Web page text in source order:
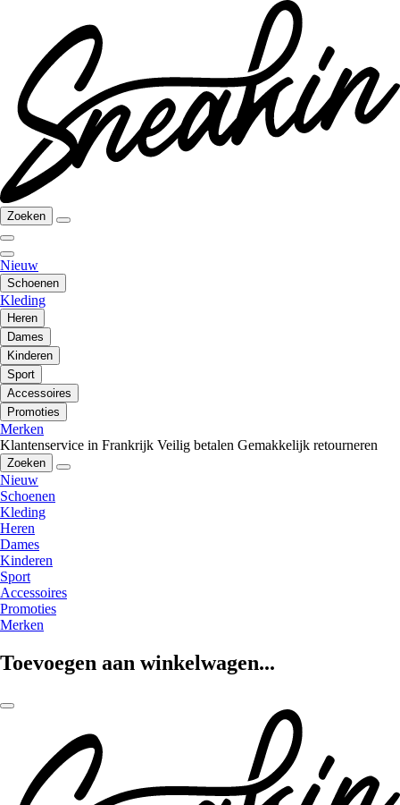
Zoeken
Nieuw
Schoenen
Kleding
Heren
Dames
Kinderen
Sport
Accessoires
Promoties
Merken
Klantenservice in Frankrijk Veilig betalen Gemakkelijk retourneren
Zoeken
Nieuw
Schoenen
Kleding
Heren
Dames
Kinderen
Sport
Accessoires
Promoties
Merken
Toevoegen aan winkelwagen...